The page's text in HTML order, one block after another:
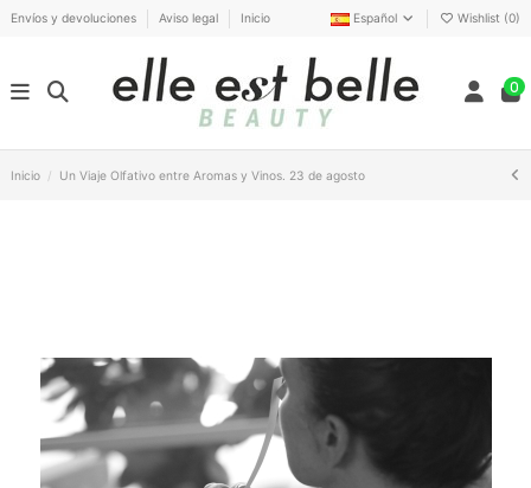
Envíos y devoluciones Aviso legal Inicio Español Wishlist (0)
0
Inicio Un Viaje Olfativo entre Aromas y Vinos. 23 de agosto